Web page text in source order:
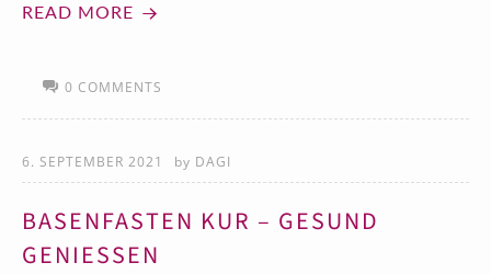
READ MORE
0 COMMENTS
6. SEPTEMBER 2021 by DAGI
BASENFASTEN KUR – GESUND
GENIESSEN